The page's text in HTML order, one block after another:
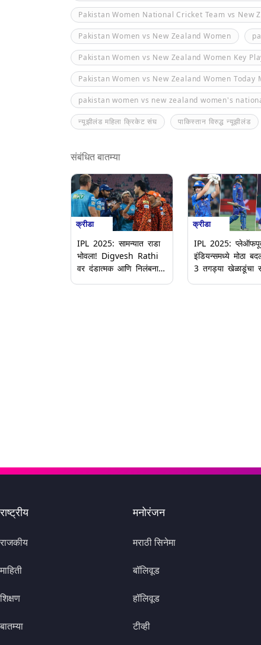
Pakistan Women National Cricket Team vs New
Pakistan Women vs New Zealand Women
Pakistan Women vs New Zealand Women Key
Pakistan Women vs New Zealand Women Today
pakistan women vs new zealand women's
न्यूझीलंड महिला क्रिकेट संघ पाकिस्तान विरुद्ध न्यूझीलंड
संबंधित बातम्या
क्रीडा
IPL 2025: सामन्यात राडा
भोवला! Digvesh Rathi
वर दंडात्मक आणि निलंबनाची
क्रीडा
IPL 2025:
इंडियन्समध्ये मोठा
3 तगड्या खेळाडूंचा
राष्ट्रीय
राजकीय
माहिती
शिक्षण
बातम्या
मनोरंजन
मराठी सिनेमा
बॉलिवूड
हॉलिवूड
टीव्ही